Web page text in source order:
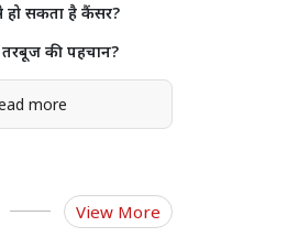
सकता है कैंसर?
की पहचान?
more
View More